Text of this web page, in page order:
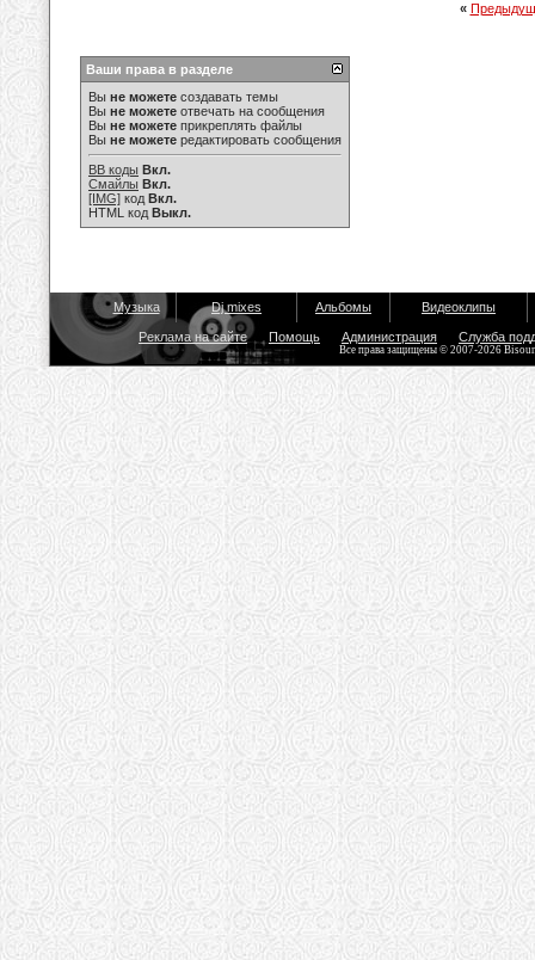
«
Ваши права в разделе
Вы не можете создавать темы
Вы не можете отвечать на сообщения
Вы не можете прикреплять файлы
Вы не можете редактировать сообщения
BB коды Вкл.
Смайлы Вкл.
[IMG] код Вкл.
HTML код Выкл.
Музыка Dj mixes Альбомы Видеоклипы
Реклама на сайте Помощь Администрация Служба
Все права защищены © 2007-2026